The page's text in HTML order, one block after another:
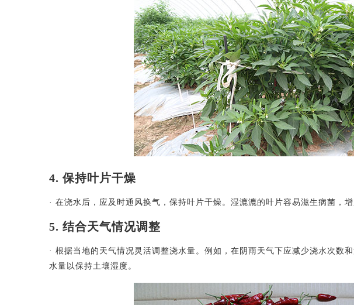
4. 保持叶片干燥
· 在浇水后，应及时通风换气，保持叶片干燥。湿漉漉的叶片容易滋生病菌，增
5. 结合天气情况调整
· 根据当地的天气情况灵活调整浇水量。例如，在阴雨天气下应减少浇水次数
水量以保持土壤湿度。